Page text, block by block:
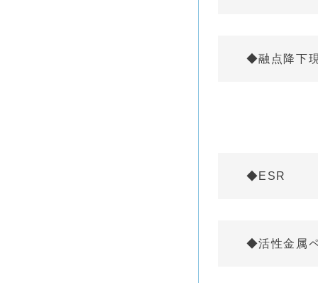
◆融点降下
◆ESR
◆活性金属